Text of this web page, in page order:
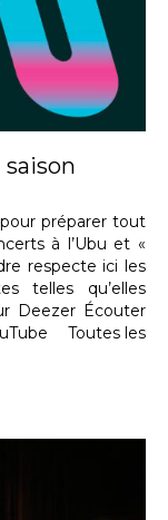
saison
pour préparer tout
à l’Ubu et «
respecte ici les
telles qu’elles
Deezer Écouter
Toutes les